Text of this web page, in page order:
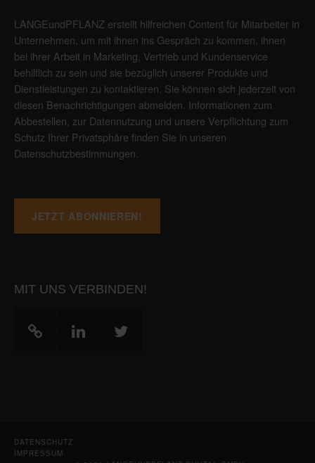
LANGEundPFLANZ erstellt hilfreichen Content für Mitarbeiter in
Unternehmen, um mit ihnen ins Gespräch zu kommen, ihnen
bei ihrer Arbeit in Marketing, Vertrieb und Kundenservice
behilflich zu sein und sie bezüglich unserer Produkte und
Dienstleistungen zu kontaktieren. Sie können sich jederzeit von
diesen Benachrichtigungen abmelden. Informationen zum
Abbestellen, zur Datennutzung und unsere Verpflichtung zum
Schutz Ihrer Privatsphäre finden Sie in unseren
Datenschutzbestimmungen.
MIT UNS VERBINDEN!
DATENSCHUTZ
IMPRESSUM